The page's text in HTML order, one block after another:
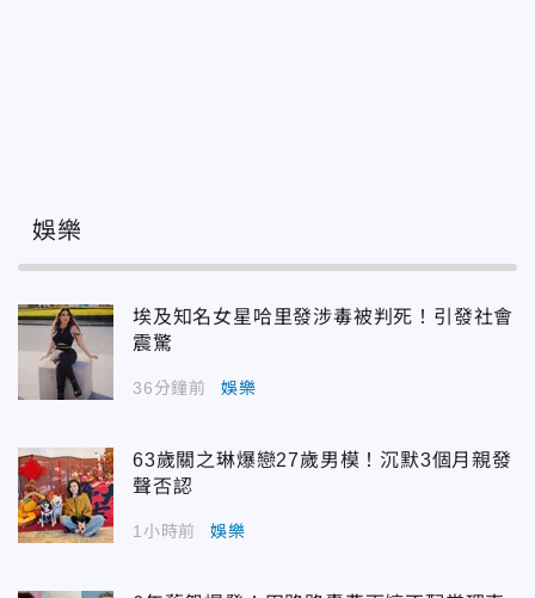
娛樂
埃及知名女星哈里發涉毒被判死！引發社會
震驚
36分鐘前 娛樂
63歲關之琳爆戀27歲男模！沉默3個月親發
聲否認
1小時前 娛樂